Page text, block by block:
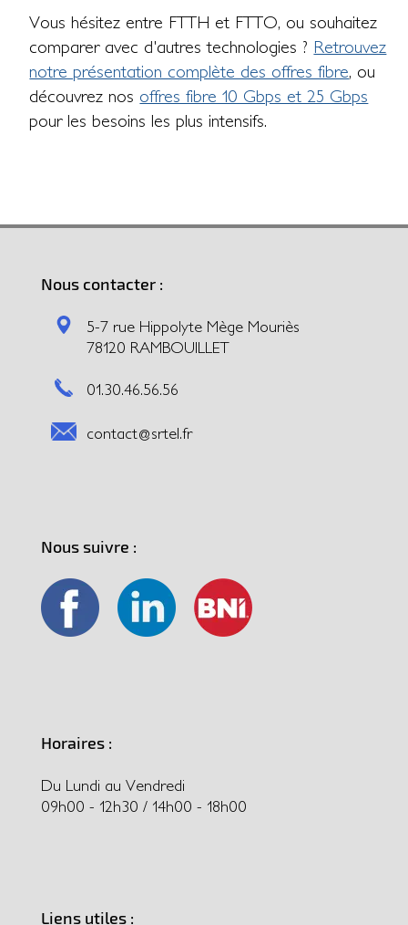
Vous hésitez entre FTTH et FTTO, ou souhaitez
comparer avec d'autres technologies ? Retrouvez
notre présentation complète des offres fibre, ou
découvrez nos offres fibre 10 Gbps et 25 Gbps
pour les besoins les plus intensifs.
Nous contacter :
5-7 rue Hippolyte Mège Mouriès
78120 RAMBOUILLET
01.30.46.56.56
contact@srtel.fr
Nous suivre :
Horaires :
Du Lundi au Vendredi
09h00 - 12h30 / 14h00 - 18h00
Liens utiles :